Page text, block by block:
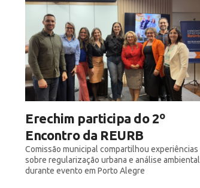
Erechim participa do 2º
Encontro da REURB
Comissão municipal compartilhou experiências
sobre regularização urbana e análise ambiental
durante evento em Porto Alegre